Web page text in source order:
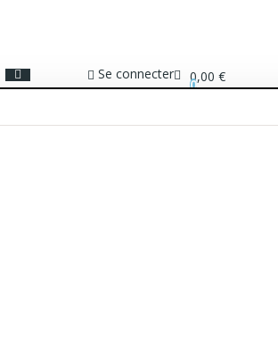
Se connecter 0,00 €
0
PROTECTION SOLAIRE